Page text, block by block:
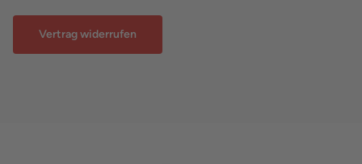
Vertrag widerrufen